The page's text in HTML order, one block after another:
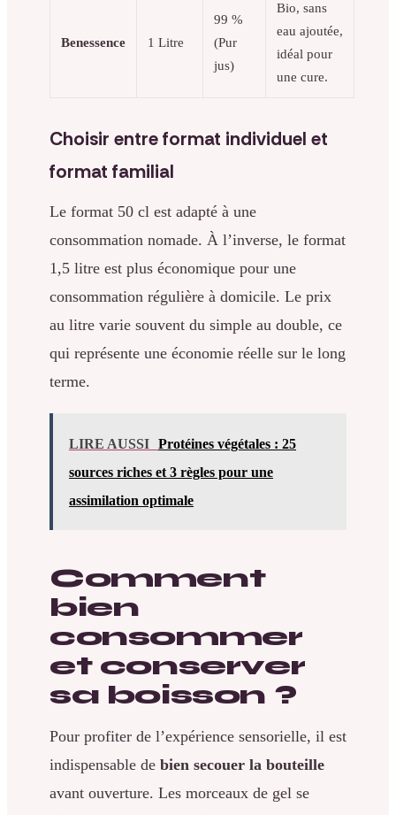
Benessence 1 Litre
99 %
(Pur
jus)
Bio, sans
eau ajoutée,
idéal pour
une cure.
Choisir entre format individuel et
format familial
Le format 50 cl est adapté à une
consommation nomade. À l’inverse, le format
1,5 litre est plus économique pour une
consommation régulière à domicile. Le prix
au litre varie souvent du simple au double, ce
qui représente une économie réelle sur le long
terme.
LIRE AUSSI Protéines végétales : 25
sources riches et 3 règles pour une
assimilation optimale
Comment
bien
consommer
et conserver
sa boisson ?
Pour profiter de l’expérience sensorielle, il est
indispensable de bien secouer la bouteille
avant ouverture. Les morceaux de gel se